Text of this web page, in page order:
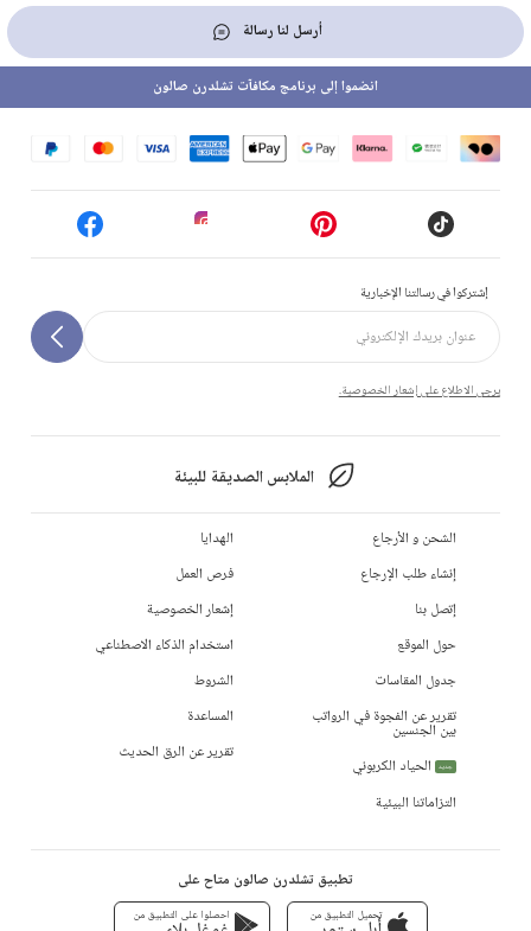
أرسل لنا رسالة
إشتركوا في رسالتنا الإخبارية
يرجى الاطلاع على إشعار الخصوصية.
الملابس الصديقة للبيئة
انضموا إلى برنامج مكافآت تشلدرن صالون
الشحن و الأرجاع
إنشاء طلب الإرجاع
إتصل بنا
حول الموقع
جدول المقاسات
تقرير عن الفجوة في الرواتب
بين الجنسين
جديد
الحياد الكربوني
التزاماتنا البيئية
الهدايا
فرص العمل
إشعار الخصوصية
استخدام الذكاء الاصطناعي
الشروط
المساعدة
تقرير عن الرق الحديث
تطبيق تشلدرن صالون متاح على
تحميل التطبيق من احصلوا على التطبيق من